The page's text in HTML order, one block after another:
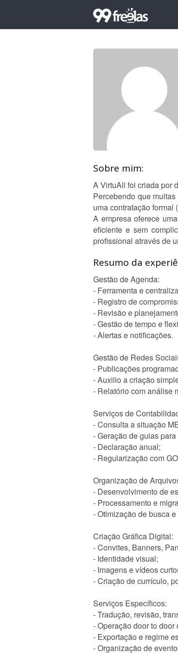
Sobre mim:
A VirtuAll foi criada por
Percebendo que
uma contratação formal
A empresa oferece
eficiente e sem
profissional através de
Resumo da
Gestão de Agenda:
- Ferramenta e
- Registro de
- Revisão e
- Gestão de tempo e
- Alertas e notificações.
Gestão de Redes
- Publicações
- Auxilio a criação
- Relatório com análise
Serviços de
- Consulta a situação
- Geração de guias
- Declaração anual;
- Regularização com
Organização de
- Desenvolvimento de
- Processamento e
- Otimização de busca
Criação Gráfica Digital:
- Convites, Banners,
- Identidade visual;
- Imagens e vídeos
- Criação de currículo,
Serviços Específicos:
- Tradução, revisão,
- Operação door to door
- Exportação e regime
- Organização de